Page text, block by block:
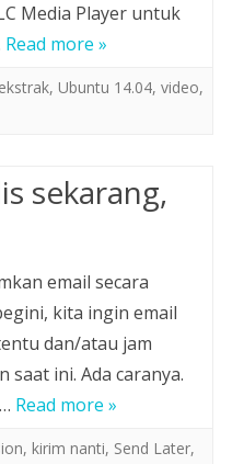
Media Player untuk
Read more »
ekstrak, Ubuntu 14.04, video,
sekarang,
email secara
kita ingin email
dan/atau jam
ini. Ada caranya.
Read more »
, kirim nanti, Send Later,